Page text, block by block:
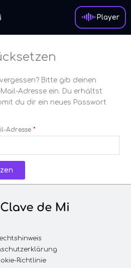
Player
Bitte gib deinen
Adresse ein. Du erhältst
du dir ein neues Passwort
Adresse *
Richtlinie